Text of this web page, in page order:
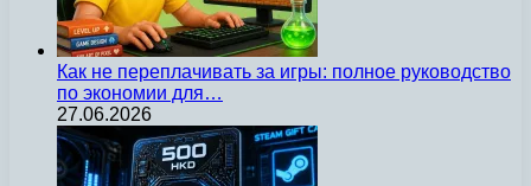
Как не переплачивать за игры: полное руководство
по экономии для…
27.06.2026